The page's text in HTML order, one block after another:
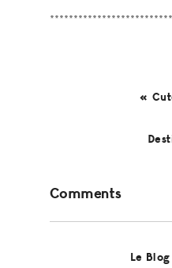
«
Interactions
Comments
Le